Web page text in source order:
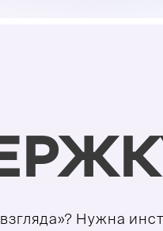
Нужна